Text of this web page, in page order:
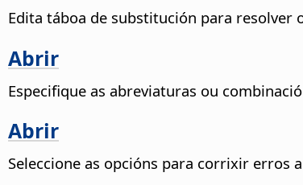
Edita táboa de substitución para
Abrir
Especifique as abreviaturas ou
Abrir
Seleccione as opcións para corrixir erros